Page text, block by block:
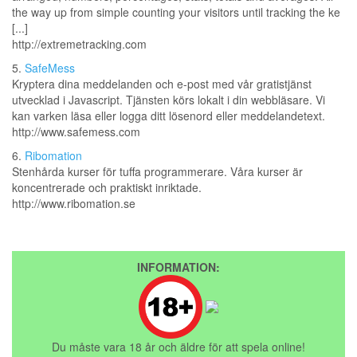
the way up from simple counting your visitors until tracking the ke
[...]
http://extremetracking.com
5. SafeMess
Kryptera dina meddelanden och e-post med vår gratistjänst
utvecklad i Javascript. Tjänsten körs lokalt i din webbläsare. Vi
kan varken läsa eller logga ditt lösenord eller meddelandetext.
http://www.safemess.com
6. Ribomation
Stenhårda kurser för tuffa programmerare. Våra kurser är
koncentrerade och praktiskt inriktade.
http://www.ribomation.se
INFORMATION:
Du måste vara 18 år och äldre för att spela online!